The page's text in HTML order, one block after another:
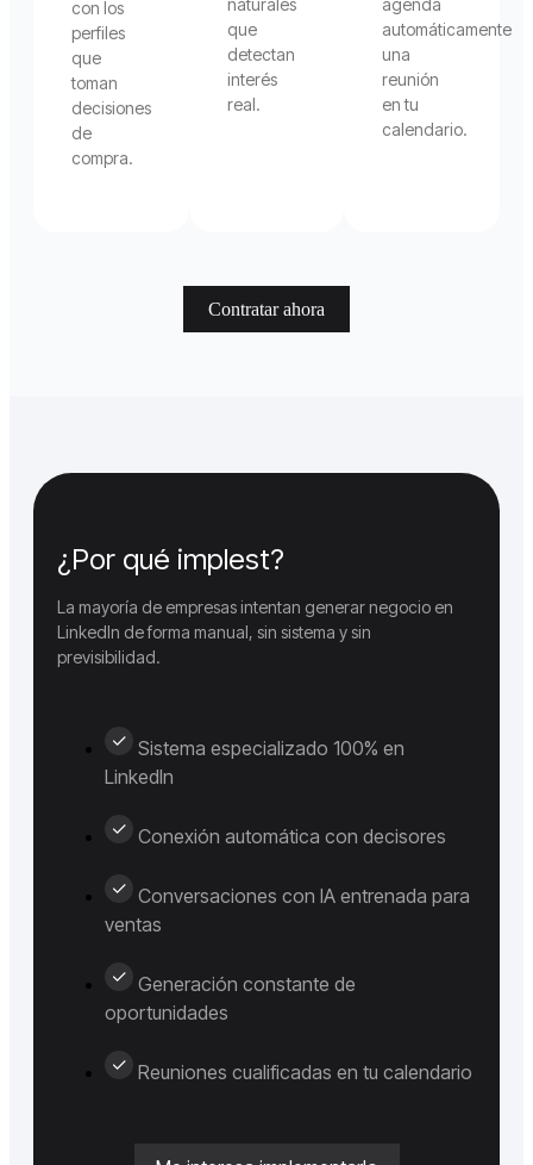
con los
perfiles
que
toman
decisiones
de
compra.
que
detectan
interés
real.
automáticamente
una
reunión
en tu
calendario.
Contratar ahora
¿Por qué implest?
La mayoría de empresas intentan generar negocio en
LinkedIn de forma manual, sin sistema y sin
previsibilidad.
Sistema especializado 100% en
LinkedIn
Conexión automática con decisores
Conversaciones con IA entrenada para
ventas
Generación constante de
oportunidades
Reuniones cualificadas en tu calendario